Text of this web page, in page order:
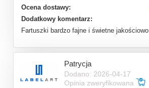
Ocena dostawy:
Dodatkowy komentarz:
Fartuszki bardzo fajne i świetne jakościowo
Patrycja
Dodano: 2026-04-17
Opinia zweryfikowana